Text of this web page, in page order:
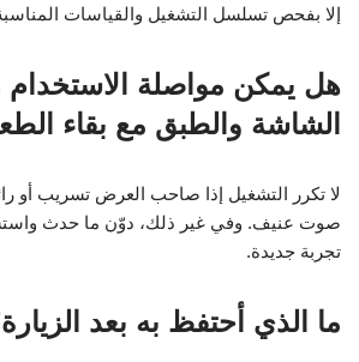
إلا بفحص تسلسل التشغيل والقياسات
هل يمكن مواصلة
الشاشة والطبق مع بقاء
لا تكرر التشغيل إذا صاحب العرض تسريب أو
صوت عنيف. وفي غير ذلك، دوّن ما حدث
تجربة جديدة.
ما الذي أحتفظ به بعد